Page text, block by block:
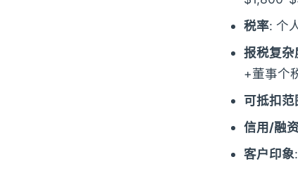
税率: 个
报税复杂
+董事个
可抵扣范
信用/融
客户印象